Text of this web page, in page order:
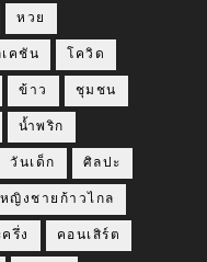
หวย
คชัน โควิด
ข้าว ชุมชน
น้ำพริก
วันเด็ก ศิลปะ
หญิงชายก้าวไกล
รึ่ง คอนเสิร์ต